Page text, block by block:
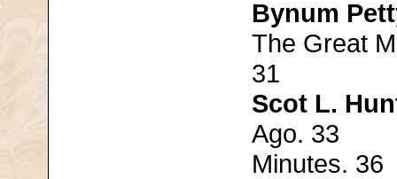
Bynum
The Great
31
Scot L.
Ago. 33
Minutes. 36